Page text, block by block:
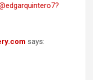
says: